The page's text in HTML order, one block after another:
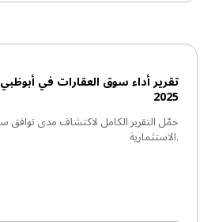
تقرير أداء سوق العقارات في
2025
حمّل التقرير الكامل لاكتشاف مدى توافق
الاستثمارية.